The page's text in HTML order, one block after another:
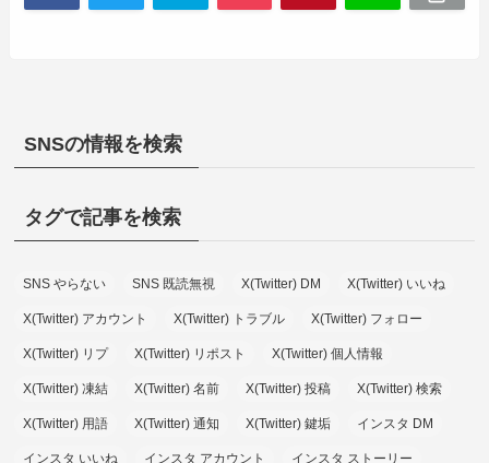
SNSの情報を検索
タグで記事を検索
SNS やらない SNS 既読無視 X(Twitter) DM X(Twitter) いいね
X(Twitter) アカウント X(Twitter) トラブル X(Twitter) フォロー
X(Twitter) リプ X(Twitter) リポスト X(Twitter) 個人情報
X(Twitter) 凍結 X(Twitter) 名前 X(Twitter) 投稿 X(Twitter) 検索
X(Twitter) 用語 X(Twitter) 通知 X(Twitter) 鍵垢 インスタ DM
インスタ いいね インスタ アカウント インスタ ストーリー